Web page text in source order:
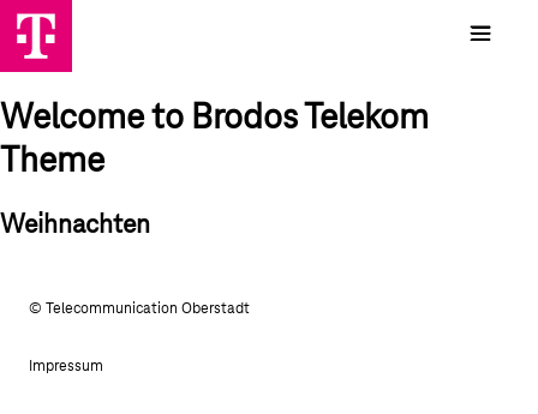
Welcome to Brodos Telekom
Theme
Weihnachten
© Telecommunication Oberstadt
Impressum